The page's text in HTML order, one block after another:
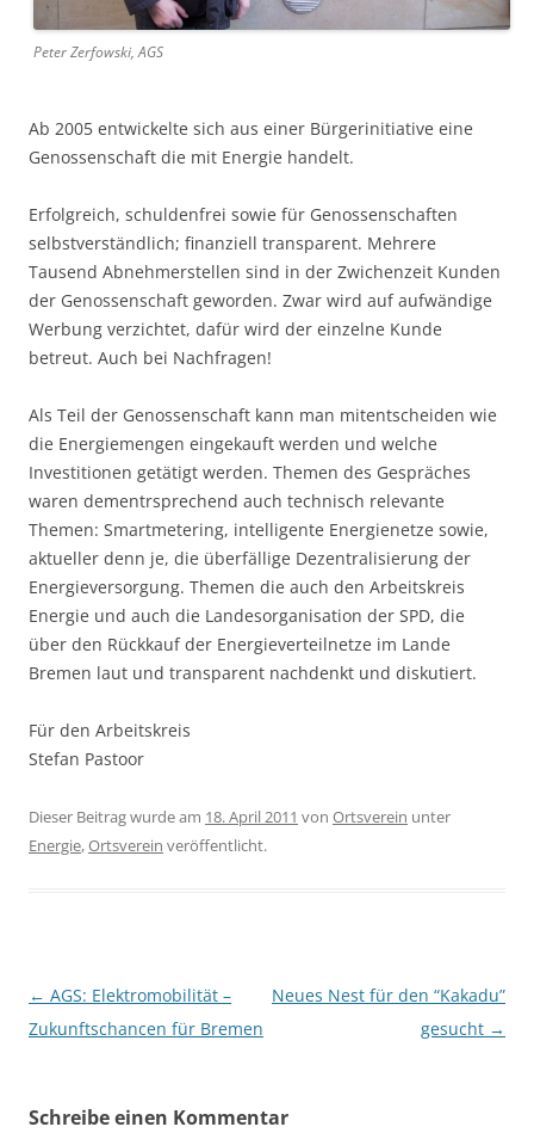
Peter Zerfowski, AGS
Ab 2005 entwickelte sich aus einer Bürgerinitiative eine
Genossenschaft die mit Energie handelt.
Erfolgreich, schuldenfrei sowie für Genossenschaften
selbstverständlich; finanziell transparent. Mehrere
Tausend Abnehmerstellen sind in der Zwichenzeit Kunden
der Genossenschaft geworden. Zwar wird auf aufwändige
Werbung verzichtet, dafür wird der einzelne Kunde
betreut. Auch bei Nachfragen!
Als Teil der Genossenschaft kann man mitentscheiden wie
die Energiemengen eingekauft werden und welche
Investitionen getätigt werden. Themen des Gespräches
waren dementrsprechend auch technisch relevante
Themen: Smartmetering, intelligente Energienetze sowie,
aktueller denn je, die überfällige Dezentralisierung der
Energieversorgung. Themen die auch den Arbeitskreis
Energie und auch die Landesorganisation der SPD, die
über den Rückkauf der Energieverteilnetze im Lande
Bremen laut und transparent nachdenkt und diskutiert.
Für den Arbeitskreis
Stefan Pastoor
Dieser Beitrag wurde am 18. April 2011 von Ortsverein unter
Energie,Ortsverein veröffentlicht.
Beitragsnavigation
← AGS: Elektromobilität –
Zukunftschancen für Bremen
Neues Nest für den “Kakadu”
gesucht →
Schreibe einen Kommentar